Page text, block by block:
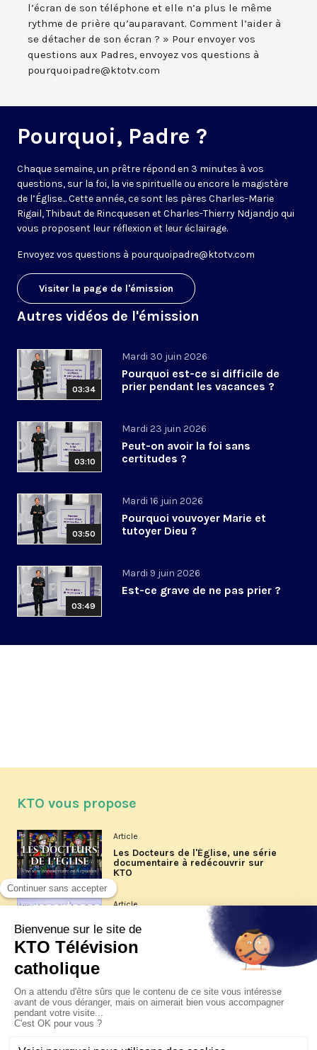
l’écran de son téléphone et elle n’a plus le même
rythme de prière qu’auparavant. Comment l’aider à
se détacher de son écran ? » Pour envoyer vos
questions aux Padres, envoyez vos questions à
pourquoipadre@ktotv.com
Pourquoi, Padre ?
Chaque semaine, un prêtre répond en 3 minutes à vos
questions, sur la foi, la vie spirituelle ou encore le magistère
de l’Église... Cette année, ce sont les pères Charles-Marie
Rigail, Thibaut de Rincquesen et Charles-Thierry Ndjandjo qui
vous proposent leur réflexion et leur éclairage.
Envoyez vos questions à pourquoipadre@ktotv.com
Visiter la page de l'émission
Autres vidéos de l'émission
03:34
Mardi 30 juin 2026
Pourquoi est-ce si difficile de
prier pendant les vacances ?
03:10
Mardi 23 juin 2026
Peut-on avoir la foi sans
certitudes ?
03:50
Mardi 16 juin 2026
Pourquoi vouvoyer Marie et
tutoyer Dieu ?
03:49
Mardi 9 juin 2026
Est-ce grave de ne pas prier ?
KTO vous propose
Article
Les Docteurs de l'Église, une série
documentaire à redécouvrir sur
KTO
Article
Les reportages d'été 2026 de KTO
La visite pastorale du pape Léon
XIV à Assise à suivre sur KTO le
jeudi 6 août